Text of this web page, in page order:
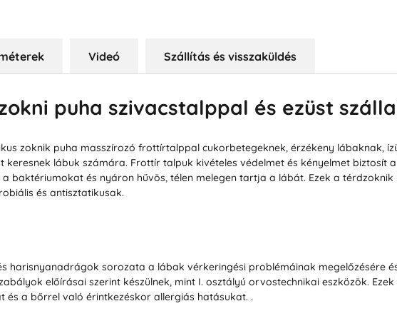
Videó Szállítás és visszaküldés
puha szivacstalppal és ezüst
zoknik puha masszírozó frottírtalppal cukorbetegeknek, érzékeny lábaknak,
keresnek lábuk számára. Frottír talpuk kivételes védelmet és kényelmet biztosít
baktériumokat és nyáron hűvös, télen melegen tartja a lábát. Ezek a
és antisztatikusak.
harisnyanadrágok sorozata a lábak vérkeringési problémáinak megelőzésére
előírásai szerint készülnek, mint I. osztályú orvostechnikai eszközök.
a bőrrel való érintkezéskor allergiás hatásukat. .